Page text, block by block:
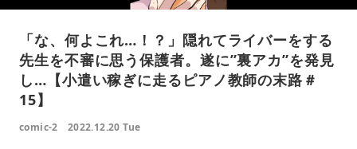
「な、何よこれ…！？」隠れてライバーをする
先生を不審に思う保護者。遂に”裏アカ”を発見
し…【小遣い稼ぎに走るピアノ教師の末路＃
15】
comic-2 2022.12.20 Tue